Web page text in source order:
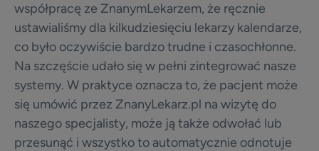
współpracę ze ZnanymLekarzem, że ręcznie
ustawialiśmy dla kilkudziesięciu lekarzy kalendarze,
co było oczywiście bardzo trudne i czasochłonne.
Na szczęście udało się w pełni zintegrować nasze
systemy. W praktyce oznacza to, że pacjent może
się umówić przez ZnanyLekarz.pl na wizytę do
naszego specjalisty, może ją także odwołać lub
przesunąć i wszystko to automatycznie odnotuje